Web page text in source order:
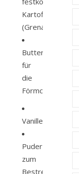
Kartoffeln
(Grenaille)
Butter
für
die
Förmchen
Vanilleeis
Puderzucker
zum
Bestreuen